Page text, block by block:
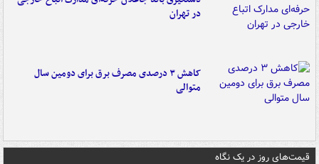
در تهران
کاهش ۳ درصدی مصرف برق برای دومین سال
متوالی
قیمت‌های روز در یک نگاه